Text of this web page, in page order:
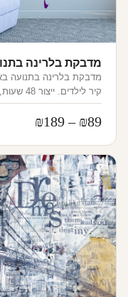
מדבקת בלרינה
מדבקת בלרינה בתנועה
קיר לילדים. ייצור 48 שעות, חיתוך לפי מידה.
₪89
–
₪189
עד